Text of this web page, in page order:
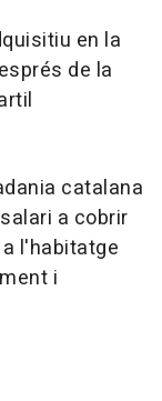
en la
de la
catalana
a cobrir
l'habitatge
i